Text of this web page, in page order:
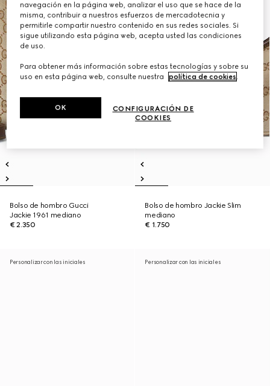
Bolso de hombro Gucci
Jackie 1961 mediano
€ 2.350
Bolso de hombro Jackie Slim
mediano
€ 1.750
Personalizar con las iniciales Personalizar con las iniciales
navegación en la página web, analizar el uso que se hace de la
misma, contribuir a nuestros esfuerzos de mercadotecnia y
permitirle compartir nuestro contenido en sus redes sociales. Si
sigue utilizando esta página web, acepta usted las condiciones
de uso.
Para obtener más información sobre estas tecnologías y sobre su
uso en esta página web, consulte nuestra
política de cookies.
CONFIGURACIÓN DE
COOKIES
OK